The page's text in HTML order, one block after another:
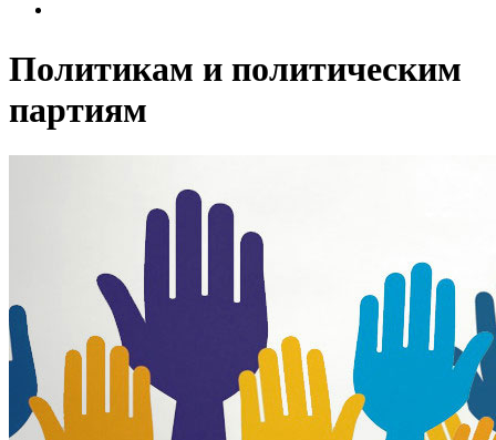
Политикам и политическим
партиям